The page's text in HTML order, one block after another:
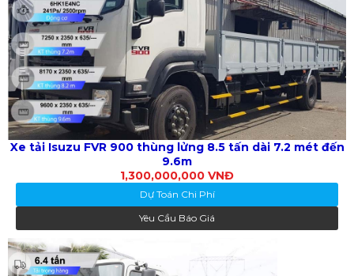
Xe tải Isuzu FVR 900 thùng lửng 8.5 tấn dài 7.2 mét đến
9.6m
1,300,000,000 VNĐ
Dự Toán Chi Phí
Yêu Cầu Báo Giá